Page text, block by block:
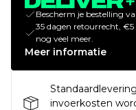
Bescherm je bestelling
35 dagen retourrecht,
nog veel meer.
Meer informatie
invoerkosten